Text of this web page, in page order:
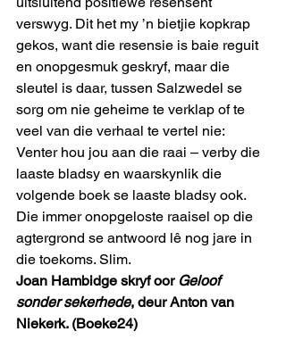
verswyg. Dit het my ’n bietjie kopkrap
gekos, want die resensie is baie reguit
en onopgesmuk geskryf, maar die
sleutel is daar, tussen Salzwedel se
sorg om nie geheime te verklap of te
veel van die verhaal te vertel nie:
Venter hou jou aan die raai – verby die
laaste bladsy en waarskynlik die
volgende boek se laaste bladsy ook.
Die immer onopgeloste raaisel op die
agtergrond se antwoord lê nog jare in
die toekoms. Slim.
Joan Hambidge skryf oor Geloof
sonder sekerhede, deur Anton van
Niekerk. (Boeke24)